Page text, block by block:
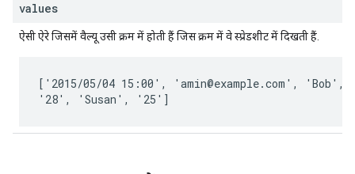
values
ऐसी ऐरे जिसमें वैल्यू उसी क्रम में होती हैं जिस क्रम में वे स्प्रेडशीट में दिखती हैं.
[ '2015/05/04 15:00', 'amin@example.com',
'28', 'Susan', '25' ]